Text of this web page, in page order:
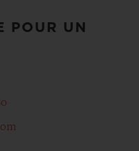
POUR UN